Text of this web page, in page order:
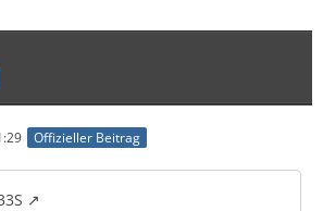
Offizieller Beitrag